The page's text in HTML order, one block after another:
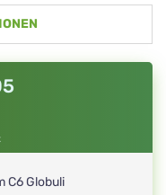
C6Globuli